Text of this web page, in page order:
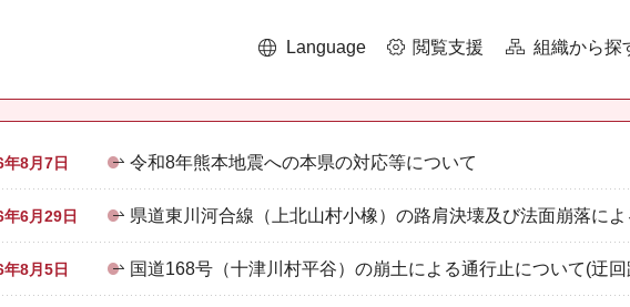
Language 閲覧支援 組織から探
8月7日 令和8年熊本地震への本県の対応等について
6月29日 県道東川河合線（上北山村小橡）の路肩決壊及び法面崩落に
8月5日 国道168号（十津川村平谷）の崩土による通行止について(迂